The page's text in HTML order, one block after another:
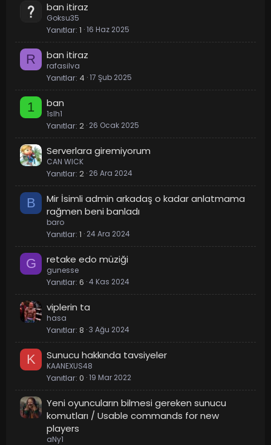
ban itiraz
Goksu35
Yanıtlar 1 16 Haz 2025
R ban itiraz
rafasilva
Yanıtlar 4 17 Şub 2025
1 ban
1slh1
Yanıtlar 2 26 Ocak 2025
Serverlara giremiyorum
CAN WICK
Yanıtlar 2 26 Ara 2024
B
Mir İsimli admin arkadaş o kadar anlatmama
rağmen beni banladı
baro
Yanıtlar 1 24 Ara 2024
G retake edo müziği
gunesse
Yanıtlar 6 4 Kas 2024
viplerin ta
hasa
Yanıtlar 8 3 Ağu 2024
K Sunucu hakkında tavsiyeler
KAANEXUS48
Yanıtlar 0 19 Mar 2022
Yeni oyuncuların bilmesi gereken sunucu
komutları / Usable commands for new
players
aNy1